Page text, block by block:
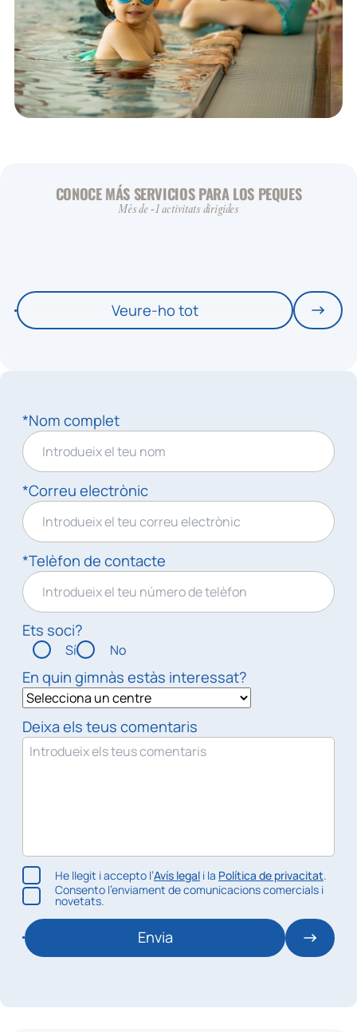
CONOCE MÁS SERVICIOS PARA LOS PEQUES
Més de -1 activitats dirigides
Veure-ho tot
*Nom complet
*Correu electrònic
*Telèfon de contacte
Ets soci?
Sí No
En quin gimnàs estàs interessat?
Deixa els teus comentaris
He llegit i accepto l’Avís legali la Política de privacitat.
Consento l’enviament de comunicacions comercials i
novetats.
Envia